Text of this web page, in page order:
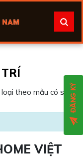
theo mẫu có sẵn.
VIỆT